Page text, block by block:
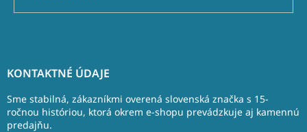
KONTAKTNÉ ÚDAJE
Sme stabilná, zákazníkmi overená slovenská značka s 15-
ročnou históriou, ktorá okrem e-shopu prevádzkuje aj kamennú
predajňu.